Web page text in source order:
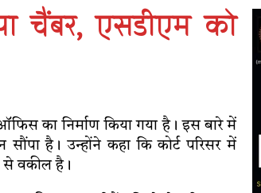
चैंबर, एसडीएम को
का निर्माण किया गया है। इस बारे में
है। उन्होंने कहा कि कोर्ट परिसर में
से वकील है।